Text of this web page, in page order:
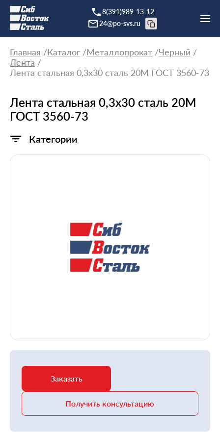
8(391)989-13-12
24@po-svs.ru
Главная Каталог Металлопрокат
Черный
Лента
Лента стальная 0,3х30 сталь 20М ГОСТ 3560-73
Лента стальная 0,3х30 сталь 20М
ГОСТ 3560-73
Категории
Заказать
Получить консультацию